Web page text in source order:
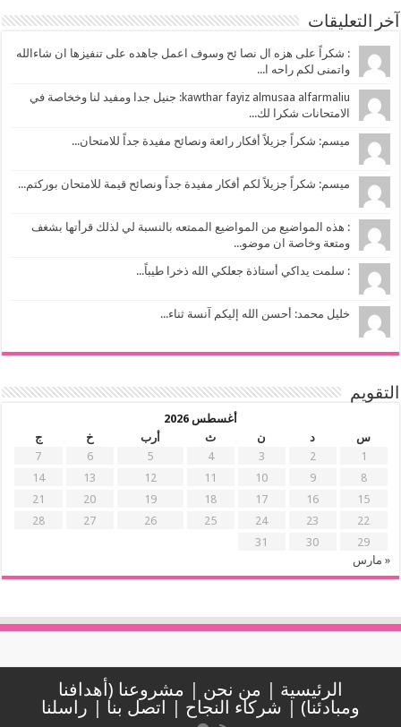
آخر التعليقات
: شكراً على هزه ال نصا ئح وسوف اعمل جاهده على تنفيزها ان شاءالله
واتمنى لكم راحه ا...
kawthar fayiz almusaa alfarmaliu: جنيل جدا ومفيد لنا وخخاصة في
الامتحانات شكرا لك...
ميسم: شكراً جزيلاً أفكار رائعة ونصائح مفيدة جداً للامتحان...
ميسم: شكراً جزيلاً لكم أفكار مفيدة جداً ونصائح قيمة للامتحان بوركتم...
: هذه المواضيع من المواضيع الممتعه بالنسبة لي لذلك قرأتها بشغف
ومتعة وخاصة ان موضو...
: سلمت يداكي أستاذة جعلكي الله ذخرا طيباً...
خليل محمد: أحسن الله إليكم آنسة ثناء...
التقويم
أغسطس 2026
س
د ن ث أرب خ
ج
1
2
3
4
5
6
7
8
9
10
11
12
13
14
15
16
17
18
19
20
21
22
23
24
25
26
27
28
29
30
31
« مارس
الرئيسية من نحن
مشروعنا (أهدافنا
ومبادئنا)
شركاء النجاح اتصل بنا راسلنا